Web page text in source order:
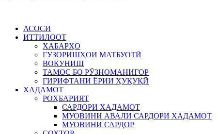
АСОСӢ
ИТТИЛООТ
ХАБАРҲО
ГУЗОРИШҲОИ МАТБУОТӢ
ВОКУНИШ
ТАМОС БО РӮЗНОМАНИГОР
ГИРИФТАНИ ЁРИИ ҲУҚУҚӢ
ХАДАМОТ
РОҲБАРИЯТ
САРДОРИ ХАДАМОТ
МУОВИНИ АВАЛИ САРДОРИ ХАДАМОТ
МУОВИНИ САРДОР